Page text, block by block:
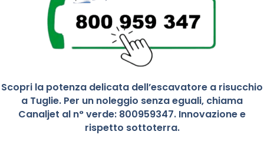
Scopri la potenza delicata dell’escavatore a risucchio
a Tuglie. Per un noleggio senza eguali, chiama
Canaljet al n° verde: 800959347. Innovazione e
rispetto sottoterra.